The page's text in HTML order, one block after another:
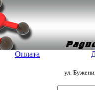
Оплата
ул.